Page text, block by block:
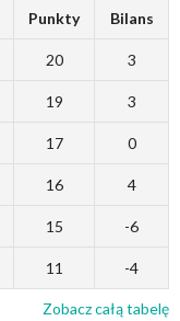
Punkty Bilans
20 3
19 3
17 0
16 4
15 -6
11 -4
Zobacz całą tabelę